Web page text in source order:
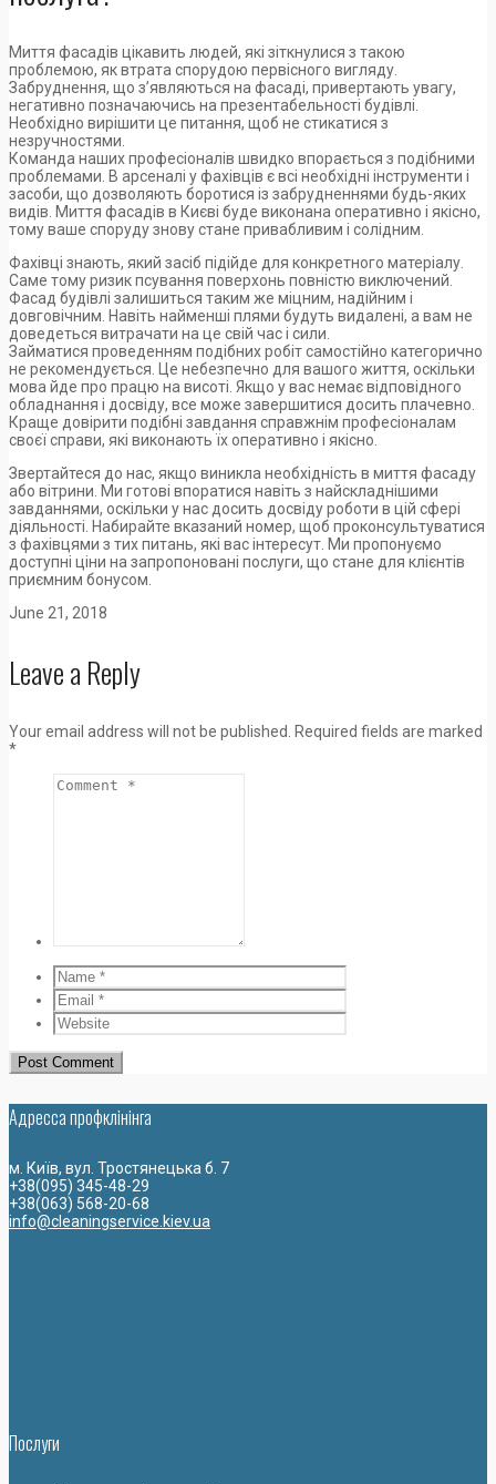
Миття фасадів цікавить людей, які зіткнулися з такою
проблемою, як втрата спорудою первісного вигляду.
Забруднення, що з’являються на фасаді, привертають увагу,
негативно позначаючись на презентабельності будівлі.
Необхідно вирішити це питання, щоб не стикатися з
незручностями.
Команда наших професіоналів швидко впорається з подібними
проблемами. В арсеналі у фахівців є всі необхідні інструменти і
засоби, що дозволяють боротися із забрудненнями будь-яких
видів. Миття фасадів в Києві буде виконана оперативно і якісно, ​​
тому ваше споруду знову стане привабливим і солідним.
Фахівці знають, який засіб підійде для конкретного матеріалу.
Саме тому ризик псування поверхонь повністю виключений.
Фасад будівлі залишиться таким же міцним, надійним і
довговічним. Навіть найменші плями будуть видалені, а вам не
доведеться витрачати на це свій час і сили.
Займатися проведенням подібних робіт самостійно категорично
не рекомендується. Це небезпечно для вашого життя, оскільки
мова йде про працю на висоті. Якщо у вас немає відповідного
обладнання і досвіду, все може завершитися досить плачевно.
Краще довірити подібні завдання справжнім професіоналам
своєї справи, які виконають їх оперативно і якісно.
Звертайтеся до нас, якщо виникла необхідність в миття фасаду
або вітрини. Ми готові впоратися навіть з найскладнішими
завданнями, оскільки у нас досить досвіду роботи в цій сфері
діяльності. Набирайте вказаний номер, щоб проконсультуватися
з фахівцями з тих питань, які вас інтересут. Ми пропонуємо
доступні ціни на запропоновані послуги, що стане для клієнтів
приємним бонусом.
June 21, 2018
Leave a Reply
Your email address will not be published.
Required fields are marked
*
Адресса профклiнiнга
м. Київ, вул. Тростянецька б. 7
+38(095) 345-48-29
+38(063) 568-20-68
info@cleaningservice.kiev.ua
Послуги